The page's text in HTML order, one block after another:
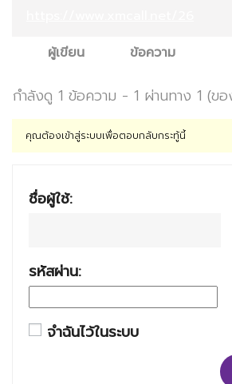
ผู้เขียน
ข้อความ
กำลังดู 1 ข้อความ - 1 ผ่านทาง 1 (ข
คุณต้องเข้าสู่ระบบเพื่อตอบกลับกระทู้นี้
ชื่อผู้ใช้:
รหัสผ่าน:
จำฉันไว้ในระบบ